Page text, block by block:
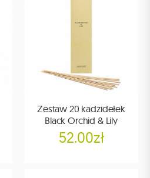
Zestaw 20 kadzidełek
Black Orchid & Lily
52.00zł